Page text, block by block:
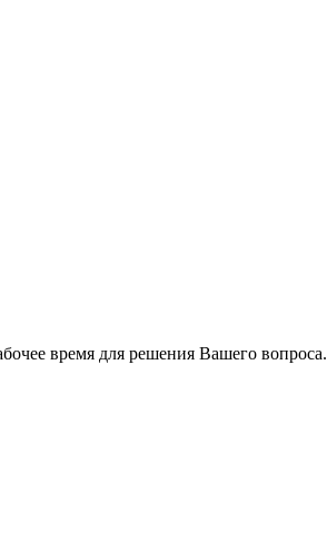
время для решения Вашего вопроса.